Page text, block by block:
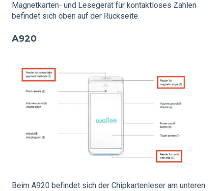
Magnetkarten- und Lesegerät für kontaktloses Zahlen
befindet sich oben auf der Rückseite.
A920
Beim A920 befindet sich der Chipkartenleser am unteren